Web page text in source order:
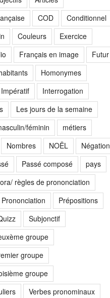
COD
Conditionnel
Couleurs
Exercice
Français en image
Futur
Homonymes
Impératif
Interrogation
Les jours de la semaine
féminin
métiers
Nombres NOËL
Négation
Passé composé
pays
règles de prononciation
Prononciation
Prépositions
Subjonctif
groupe
groupe
groupe
Verbes pronominaux